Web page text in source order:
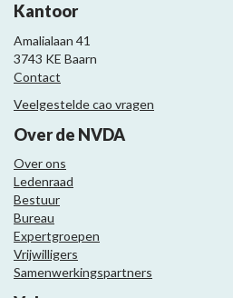
Kantoor
Amalialaan 41
3743 KE Baarn
Contact
Veelgestelde cao vragen
Over de NVDA
Over ons
Ledenraad
Bestuur
Bureau
Expertgroepen
Vrijwilligers
Samenwerkingspartners